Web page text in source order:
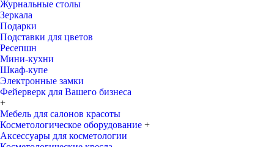
Журнальные столы
Зеркала
Подарки
Подставки для цветов
Ресепшн
Мини-кухни
Шкаф-купе
Электронные замки
Фейерверк для Вашего бизнеса
+
Мебель для салонов красоты
Косметологическое оборудование +
Аксессуары для косметологии